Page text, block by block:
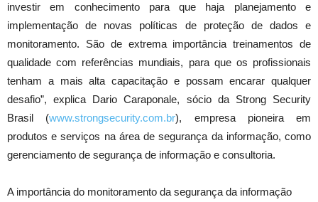
investir em conhecimento para que haja planejamento e
implementação de novas políticas de proteção de dados e
monitoramento. São de extrema importância treinamentos de
qualidade com referências mundiais, para que os profissionais
tenham a mais alta capacitação e possam encarar qualquer
desafio”, explica Dario Caraponale, sócio da Strong Security
Brasil (www.strongsecurity.com.br), empresa pioneira em
produtos e serviços na área de segurança da informação, como
gerenciamento de segurança de informação e consultoria.
A importância do monitoramento da segurança da informação